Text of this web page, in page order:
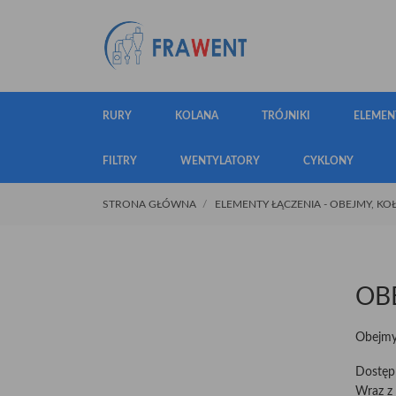
RURY KOLANA TRÓJNIKI
FILTRY WENTYLATORY CYKLONY
STRONA GŁÓWNA ELEMENTY ŁĄCZENIA - OBEJMY,
Wraz z